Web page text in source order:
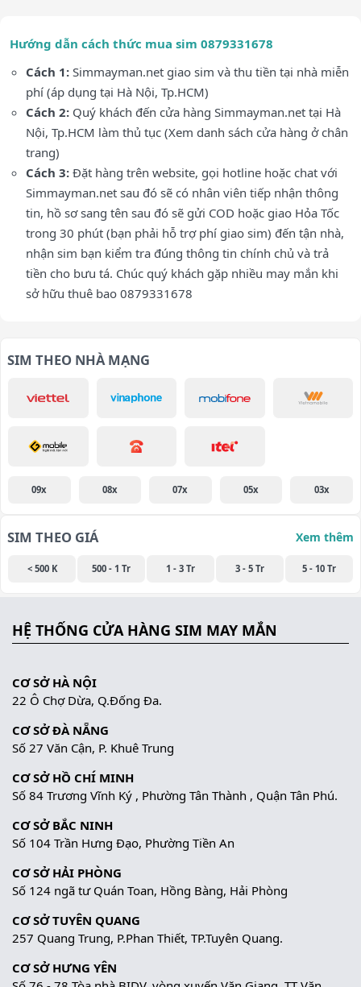
Hướng dẫn cách thức mua sim 0879331678
Cách 1: Simmayman.net giao sim và thu tiền tại nhà miễn
phí (áp dụng tại Hà Nội, Tp.HCM)
Cách 2: Quý khách đến cửa hàng Simmayman.net tại Hà
Nội, Tp.HCM làm thủ tục (Xem danh sách cửa hàng ở chân
trang)
Cách 3: Đặt hàng trên website, gọi hotline hoặc chat với
Simmayman.net sau đó sẽ có nhân viên tiếp nhận thông
tin, hồ sơ sang tên sau đó sẽ gửi COD hoặc giao Hỏa Tốc
trong 30 phút (bạn phải hỗ trợ phí giao sim) đến tận nhà,
nhận sim bạn kiểm tra đúng thông tin chính chủ và trả
tiền cho bưu tá. Chúc quý khách gặp nhiều may mắn khi
sở hữu thuê bao 0879331678
SIM THEO NHÀ MẠNG
09x 08x 07x 05x 03x
SIM THEO GIÁ Xem thêm
< 500 K 500 - 1 Tr 1 - 3 Tr 3 - 5 Tr 5 - 10 Tr
HỆ THỐNG CỬA HÀNG SIM MAY MẮN
CƠ SỞ HÀ NỘI
22 Ô Chợ Dừa, Q.Đống Đa.
CƠ SỞ ĐÀ NẴNG
Số 27 Văn Cận, P. Khuê Trung
CƠ SỞ HỒ CHÍ MINH
Số 84 Trương Vĩnh Ký , Phường Tân Thành , Quận Tân Phú.
CƠ SỞ BẮC NINH
Số 104 Trần Hưng Đạo, Phường Tiền An
CƠ SỞ HẢI PHÒNG
Số 124 ngã tư Quán Toan, Hồng Bàng, Hải Phòng
CƠ SỞ TUYÊN QUANG
257 Quang Trung, P.Phan Thiết, TP.Tuyên Quang.
CƠ SỞ HƯNG YÊN